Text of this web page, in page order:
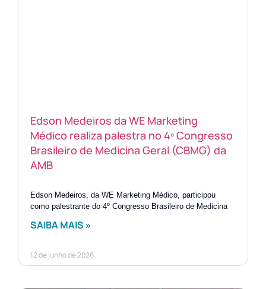
Edson Medeiros da WE Marketing
Médico realiza palestra no 4º Congresso
Brasileiro de Medicina Geral (CBMG) da
AMB
Edson Medeiros, da WE Marketing Médico, participou
como palestrante do 4º Congresso Brasileiro de Medicina
SAIBA MAIS »
12 de junho de 2026